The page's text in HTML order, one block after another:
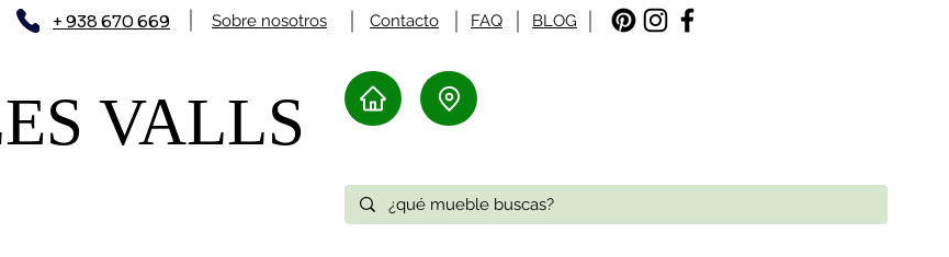
Sobre nosotros FAQ
+ 938 670 669 Contacto BLOG
VALLS​